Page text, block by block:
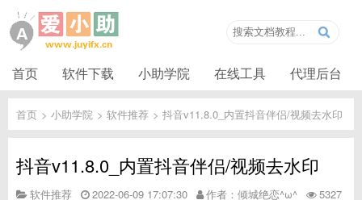
首页 软件下载 小助学院 在线工具 代理后台
首页 > 小助学院 > 软件推荐 > 抖音v11.8.0_内置抖音伴侣/视频去水印
抖音v11.8.0_内置抖音伴侣/视频去水印
软件推荐 2022-06-09 17:07:30 作者：倾城绝恋^ω^
5327